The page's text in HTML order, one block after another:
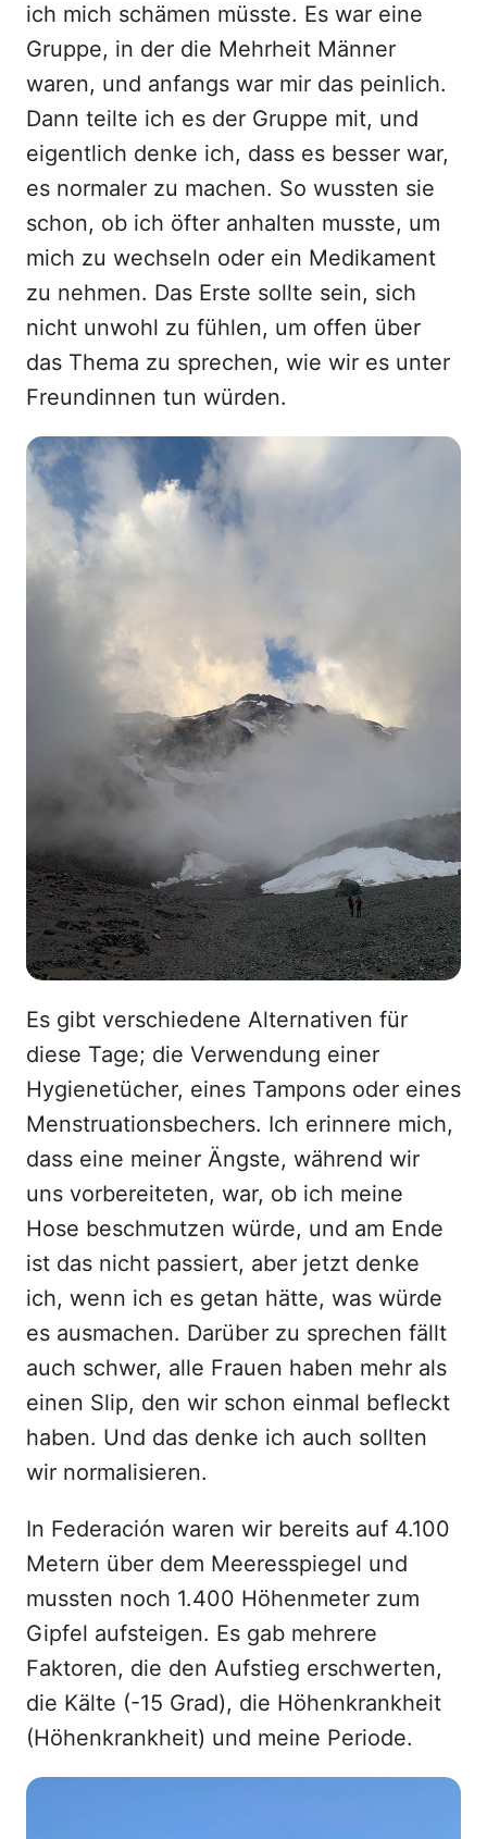
ich mich schämen müsste. Es war eine
Gruppe, in der die Mehrheit Männer
waren, und anfangs war mir das peinlich.
Dann teilte ich es der Gruppe mit, und
eigentlich denke ich, dass es besser war,
es normaler zu machen. So wussten sie
schon, ob ich öfter anhalten musste, um
mich zu wechseln oder ein Medikament
zu nehmen. Das Erste sollte sein, sich
nicht unwohl zu fühlen, um offen über
das Thema zu sprechen, wie wir es unter
Freundinnen tun würden.
Es gibt verschiedene Alternativen für
diese Tage; die Verwendung einer
Hygienetücher, eines Tampons oder eines
Menstruationsbechers. Ich erinnere mich,
dass eine meiner Ängste, während wir
uns vorbereiteten, war, ob ich meine
Hose beschmutzen würde, und am Ende
ist das nicht passiert, aber jetzt denke
ich, wenn ich es getan hätte, was würde
es ausmachen. Darüber zu sprechen fällt
auch schwer, alle Frauen haben mehr als
einen Slip, den wir schon einmal befleckt
haben. Und das denke ich auch sollten
wir normalisieren.
In Federación waren wir bereits auf 4.100
Metern über dem Meeresspiegel und
mussten noch 1.400 Höhenmeter zum
Gipfel aufsteigen. Es gab mehrere
Faktoren, die den Aufstieg erschwerten,
die Kälte (-15 Grad), die Höhenkrankheit
(Höhenkrankheit) und meine Periode.